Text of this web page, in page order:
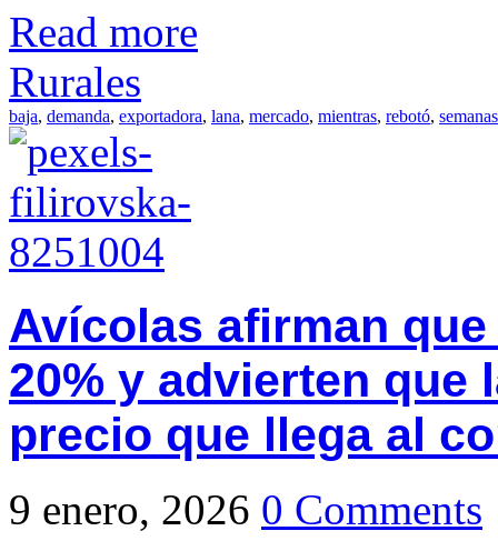
Read more
Rurales
baja, demanda, exportadora, lana, mercado, mientras, rebotó, semanas
Avícolas afirman
20% y advierten que
precio que llega al
9 enero, 2026 0 Comments